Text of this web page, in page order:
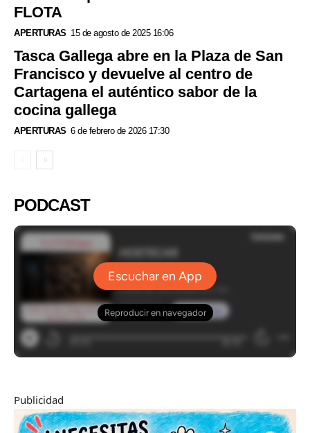
FLOTA
APERTURAS 15 de agosto de 2025 16:06
Tasca Gallega abre en la Plaza de San
Francisco y devuelve al centro de
Cartagena el auténtico sabor de la
cocina gallega
APERTURAS 6 de febrero de 2026 17:30
PODCAST
Publicidad